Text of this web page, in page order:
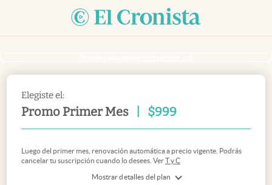
Elegiste el:
Promo Primer Mes $999
Mostrar detalles del plan
Luego del primer mes, renovación automática a precio vigente. Podrás
cancelar tu suscripción cuando lo desees. VerT y C